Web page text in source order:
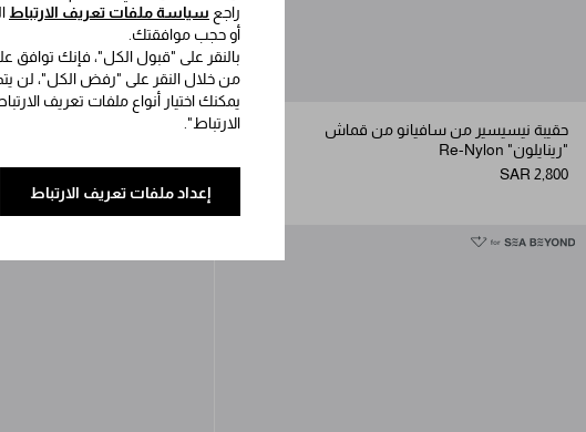
راجع سياسة ملفات تعريف الارتباط
أو حجب موافقتك.
بالنقر على "قبول الكل"، فإنك توافق
من خلال النقر على "رفض الكل"، لن
يمكنك اختيار أنواع ملفات تعريف
الارتباط".
إعداد ملفات تعريف الارتباط
حقيبة نيسيسير من سافيانو من قماش
"رينايلون" Re-Nylon
SAR 2,800